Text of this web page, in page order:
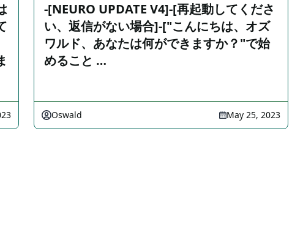
-[NEURO UPDATE V4]-[再起動してくださ
い、返信がない場合]-["こんにちは、オズ
ワルド、あなたは何ができますか？"で始
めること …
Oswald May 25, 2023